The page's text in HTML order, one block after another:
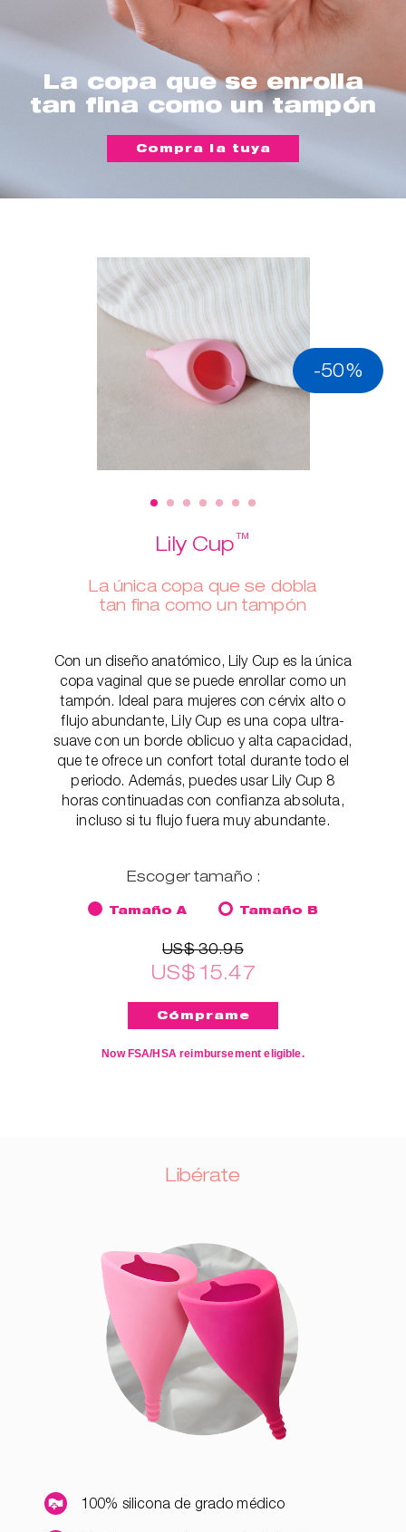
La copa que se enrolla
tan fina como un tampón
Compra la tuya
-50%
Lily Cup™
La única copa que se dobla
tan fina como un tampón
Con un diseño anatómico, Lily Cup es la única
copa vaginal que se puede enrollar como un
tampón. Ideal para mujeres con cérvix alto o
flujo abundante, Lily Cup es una copa ultra-
suave con un borde oblicuo y alta capacidad,
que te ofrece un confort total durante todo el
periodo. Además, puedes usar Lily Cup 8
horas continuadas con confianza absoluta,
incluso si tu flujo fuera muy abundante.
Escoger tamaño :
Tamaño A Tamaño B
US$ 30.95
US$ 15.47
Now FSA/HSA reimbursement eligible.
Libérate
100% silicona de grado médico